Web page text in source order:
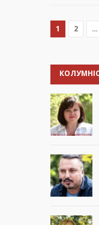
1 2 …